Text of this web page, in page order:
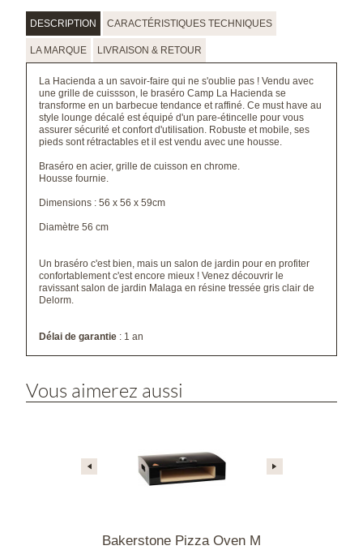
DESCRIPTION CARACTÉRISTIQUES TECHNIQUES
LA MARQUE LIVRAISON & RETOUR
La Hacienda a un savoir-faire qui ne s'oublie pas ! Vendu avec
une grille de cuissson, le braséro Camp La Hacienda se
transforme en un barbecue tendance et raffiné. Ce must have au
style lounge décalé est équipé d'un pare-étincelle pour vous
assurer sécurité et confort d'utilisation. Robuste et mobile, ses
pieds sont rétractables et il est vendu avec une housse.
Braséro en acier, grille de cuisson en chrome.
Housse fournie.
Dimensions : 56 x 56 x 59cm
Diamètre 56 cm
Un braséro c'est bien, mais un salon de jardin pour en profiter
confortablement c'est encore mieux ! Venez découvrir le
ravissant salon de jardin Malaga en résine tressée gris clair de
Delorm.
Délai de garantie : 1 an
Vous aimerez aussi
Bakerstone Pizza Oven M